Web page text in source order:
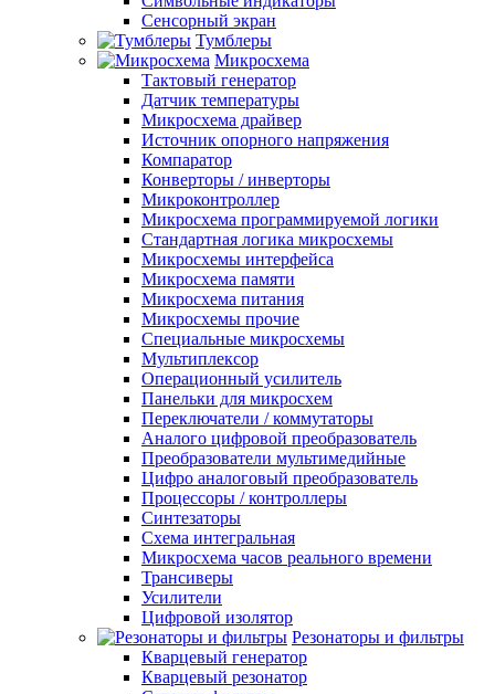
Сенсорный экран
Тумблеры
Микросхема
Тактовый генератор
Датчик температуры
Микросхема драйвер
Источник опорного напряжения
Компаратор
Конверторы / инверторы
Микроконтроллер
Микросхема программируемой логики
Стандартная логика микросхемы
Микросхемы интерфейса
Микросхема памяти
Микросхема питания
Микросхемы прочие
Специальные микросхемы
Мультиплексор
Операционный усилитель
Панельки для микросхем
Переключатели / коммутаторы
Аналого цифровой преобразователь
Преобразователи мультимедийные
Цифро аналоговый преобразователь
Процессоры / контроллеры
Синтезаторы
Схема интегральная
Микросхема часов реального времени
Трансиверы
Усилители
Цифровой изолятор
Резонаторы и фильтры
Кварцевый генератор
Кварцевый резонатор